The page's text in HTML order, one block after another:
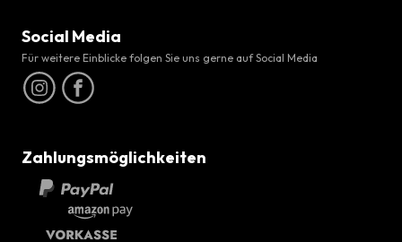
Social Media
Für weitere Einblicke folgen Sie uns gerne auf Social Media
Zahlungsmöglichkeiten